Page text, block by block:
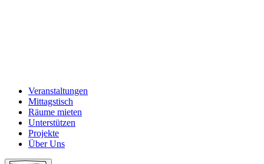
Veranstaltungen
Mittagstisch
Räume mieten
Unterstützen
Projekte
Über Uns